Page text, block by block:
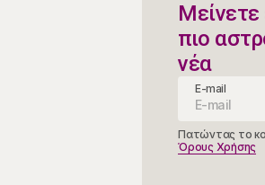
πιο
νέα
E-mail
Πατώντας το
Όρους Χρήσης